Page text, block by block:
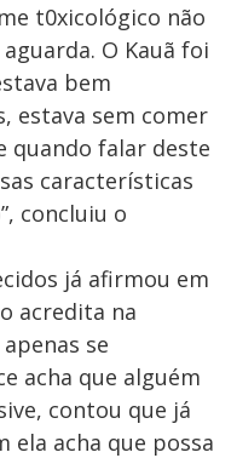
t0xicológico não
O Kauã foi
bem
estava sem comer
quando falar deste
características
concluiu o
já afirmou em
acredita na
se
acha que alguém
contou que já
ela acha que possa